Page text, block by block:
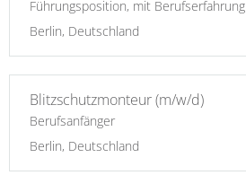
Führungsposition, mit Berufserfahrung
Berlin, Deutschland
Blitzschutzmonteur (m/w/d)
Berufsanfänger
Berlin, Deutschland